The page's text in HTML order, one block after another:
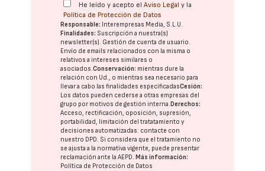
He leído y acepto elAviso Legal y la
Política de Protección de Datos
Responsable: Interempresas Media, S.L.U.
Finalidades: Suscripción a nuestra(s)
newsletter(s). Gestión de cuenta de usuario.
Envío de emails relacionados con la misma o
relativos a intereses similares o
asociados.Conservación: mientras dure la
relación con Ud., o mientras sea necesario para
llevar a cabo las finalidades especificadasCesión:
Los datos pueden cederse a otras empresas del
grupo por motivos de gestión interna. Derechos:
Acceso, rectificación, oposición, supresión,
portabilidad, limitación del tratatamiento y
decisiones automatizadas: contacte con
nuestro DPD. Si considera que el tratamiento no
se ajusta a la normativa vigente, puede presentar
reclamación ante laAEPD. Más información:
Política de Protección de Datos